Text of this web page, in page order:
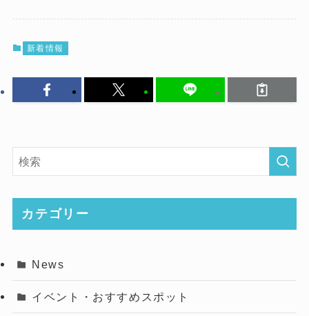
新着情報
カテゴリー
News
イベント・おすすめスポット